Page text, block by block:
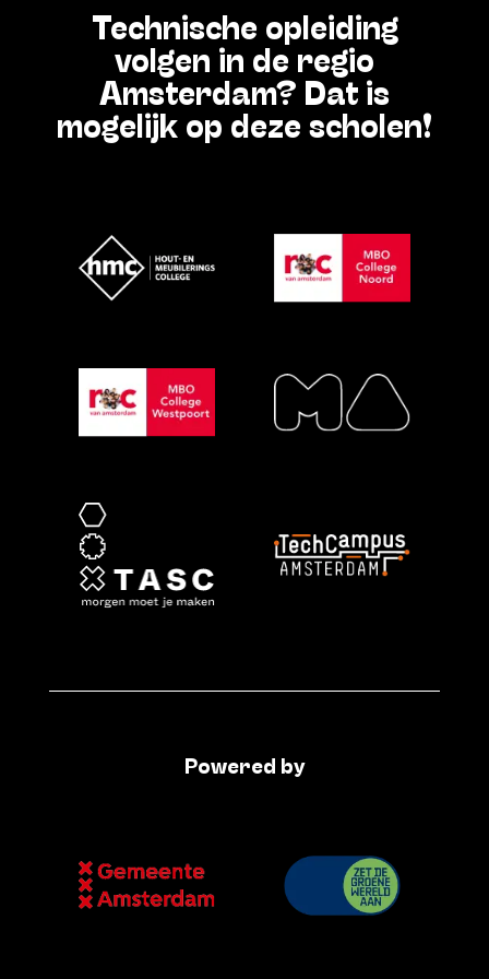
Technische opleiding
volgen in de regio
Amsterdam? Dat is
mogelijk op deze scholen!
Powered by